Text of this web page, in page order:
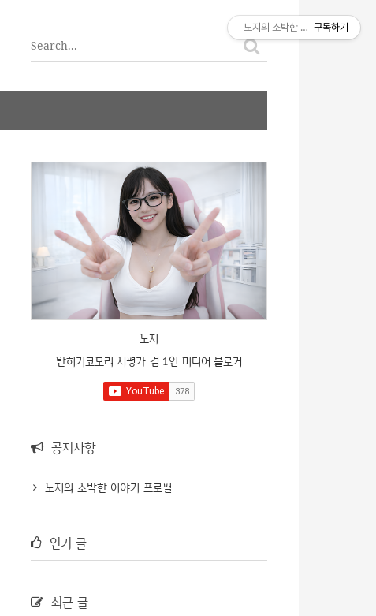
노지
반히키코모리 서평가 겸 1인 미디어 블로거
공지사항
노지의 소박한 이야기 프로필
인기 글
최근 글
노지의 소박한 이야기구독하기